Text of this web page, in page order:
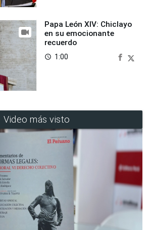
Papa León XIV: Chiclayo
en su emocionante
recuerdo
access_time 1:00
Video más visto